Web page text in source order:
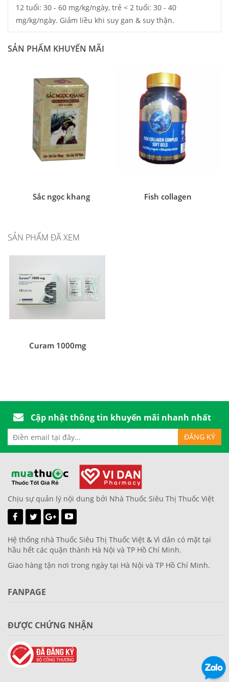
12 tuổi: 30 - 60 mg/kg/ngày, trẻ < 2 tuổi: 30 - 40
mg/kg/ngày. Giảm liều khi suy gan & suy thận.
SẢN PHẨM KHUYẾN MÃI
Sắc ngọc khang Fish collagen
SẢN PHẨM ĐÃ XEM
Curam 1000mg
Cập nhật thông tin khuyến mãi nhanh nhất
Chịu sự quản lý nội dung bởi Nhà Thuốc Siêu Thị Thuốc Việt
Hệ thống nhà Thuốc Siêu Thị Thuốc Việt & Vì dân có mặt tại
hầu hết các quận thành Hà Nội và TP Hồ Chí Minh.
Giao hàng tận nơi trong ngày tại Hà Nội và TP Hồ Chí Minh.
FANPAGE
ĐƯỢC CHỨNG NHẬN